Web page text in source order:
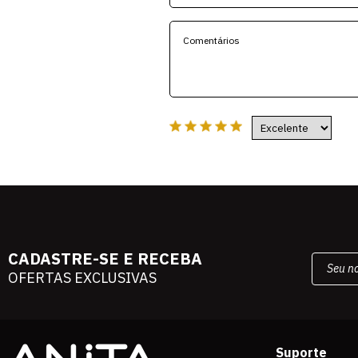
CADASTRE-SE E RECEBA
OFERTAS EXCLUSIVAS
Suporte